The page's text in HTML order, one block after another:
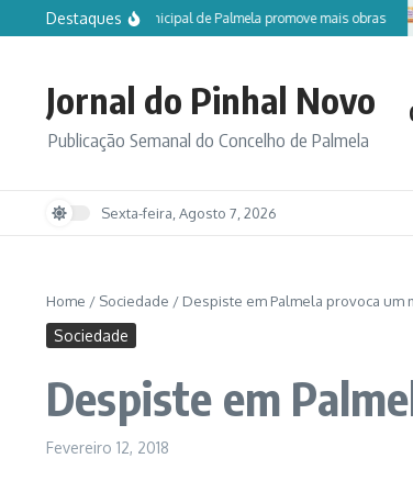
Ir para o conteúdo
Destaques
Câmara Municipal de Palmela promove mais obras
Jornal do Pinhal Novo
Publicação Semanal do Concelho de Palmela
Sexta-feira, Agosto 7, 2026
Home / Sociedade / Despiste em Palmela provoca um
Sociedade
Despiste em
Fevereiro 12, 2018